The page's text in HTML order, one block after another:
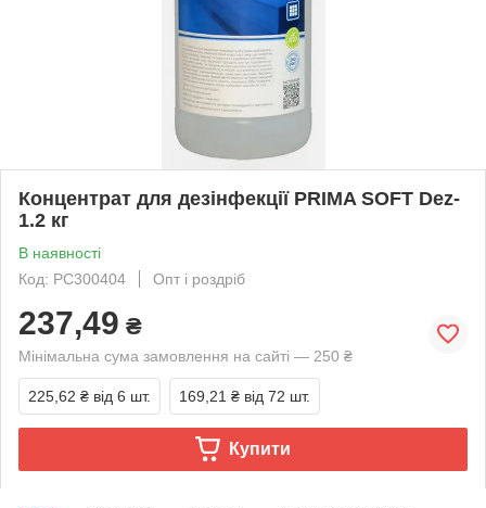
Концентрат для дезінфекції PRIMA SOFT Dez-
1.2 кг
В наявності
Код: PC300404
Опт і роздріб
237,49 ₴
Мінімальна сума замовлення на сайті — 250 ₴
225,62 ₴ від 6 шт. 169,21 ₴ від 72 шт.
Купити